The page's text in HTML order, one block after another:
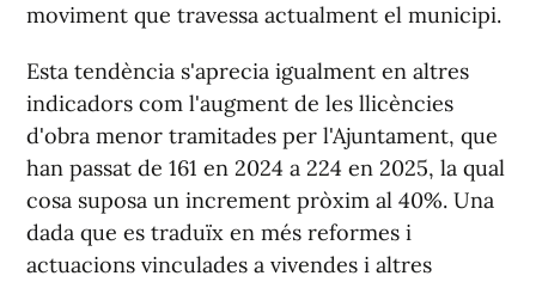
moviment que travessa actualment el municipi.
Esta tendència s'aprecia igualment en altres
indicadors com l'augment de les llicències
d'obra menor tramitades per l'Ajuntament, que
han passat de 161 en 2024 a 224 en 2025, la qual
cosa suposa un increment pròxim al 40%. Una
dada que es traduïx en més reformes i
actuacions vinculades a vivendes i altres